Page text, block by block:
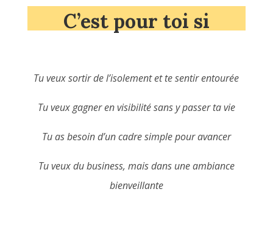
C’est pour toi si
Tu veux sortir de l’isolement et te sentir entourée
Tu veux gagner en visibilité sans y passer ta vie
Tu as besoin d’un cadre simple pour avancer
Tu veux du business, mais dans une ambiance
bienveillante